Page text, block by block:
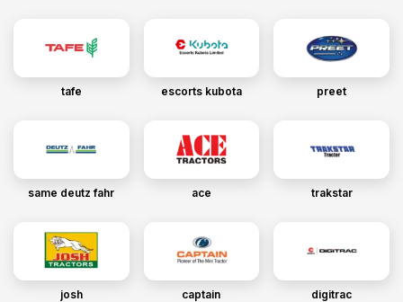
tafe escorts kubota preet
same deutz fahr ace trakstar
josh captain digitrac